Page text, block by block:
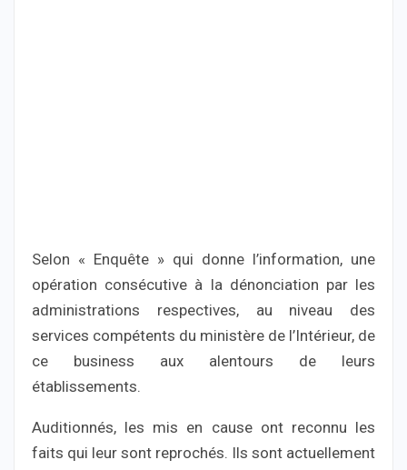
Selon « Enquête » qui donne l’information, une
opération consécutive à la dénonciation par les
administrations respectives, au niveau des
services compétents du ministère de l’Intérieur, de
ce business aux alentours de leurs
établissements.
Auditionnés, les mis en cause ont reconnu les
faits qui leur sont reprochés. Ils sont actuellement